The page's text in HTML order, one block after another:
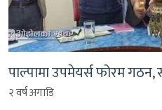
पाल्पामा उपमेयर्स फोरम
२ वर्ष अगाडि